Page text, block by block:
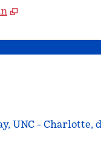
UNC - Charlotte,